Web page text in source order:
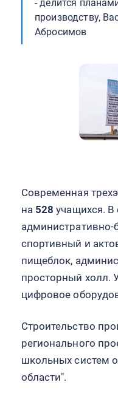
- делится
производству,
Абросимов
Современная
на 528 учащихся. В
административно-
спортивный и
пищеблок,
просторный холл.
цифровое
Строительство
регионального
школьных систем
области".